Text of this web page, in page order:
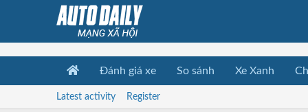
Đánh giá xe So sánh Xe Xanh
Latest activity Register